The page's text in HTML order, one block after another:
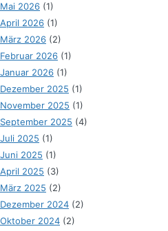
Mai 2026 (1)
April 2026 (1)
März 2026 (2)
Februar 2026 (1)
Januar 2026 (1)
Dezember 2025 (1)
November 2025 (1)
September 2025 (4)
Juli 2025 (1)
Juni 2025 (1)
April 2025 (3)
März 2025 (2)
Dezember 2024 (2)
Oktober 2024 (2)